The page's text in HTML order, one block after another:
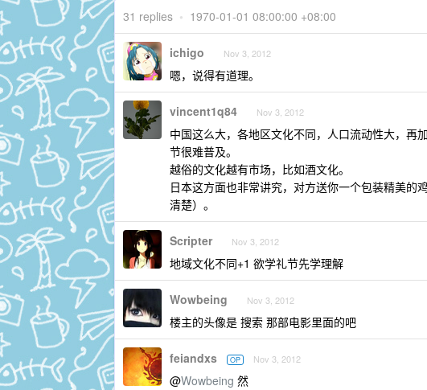
31 replies • 1970-01-01 08:00:00 +08:00
ichigo Nov 3, 2012
嗯，说得有道理。
vincent1q84 Nov 3, 2012
中国这么大，各地区文化不同，人口流动性大，再
节很难普及。
越俗的文化越有市场，比如酒文化。
日本这方面也非常讲究，对方送你一个包装精美的
清楚）。
Scripter Nov 3, 2012
地域文化不同+1 欲学礼节先学理解
Wowbeing Nov 3, 2012
楼主的头像是 搜索 那部电影里面的吧
feiandxs OP Nov 3, 2012
@Wowbeing 然